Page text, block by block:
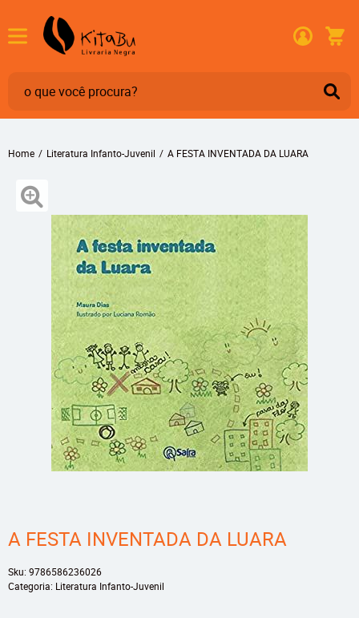
Home Literatura Infanto-Juvenil A FESTA INVENTADA DA LUARA
A FESTA INVENTADA DA LUARA
Sku: 9786586236026
Categoria: Literatura Infanto-Juvenil